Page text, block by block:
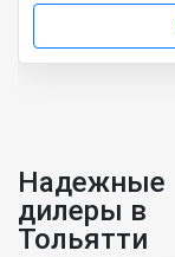
Надежные
дилеры в
Тольятти